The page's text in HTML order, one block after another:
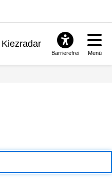
Kiezradar
Barrierefrei Menü